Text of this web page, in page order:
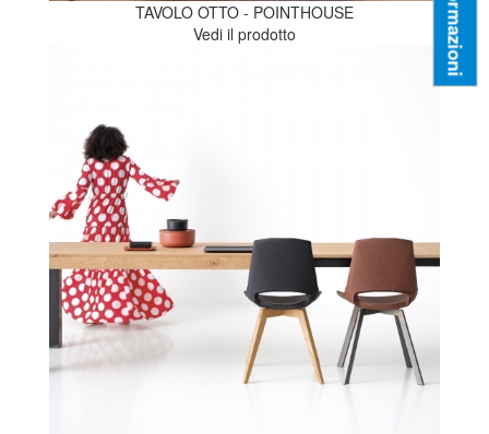
Informazioni
TAVOLO OTTO - POINTHOUSE
Vedi il prodotto